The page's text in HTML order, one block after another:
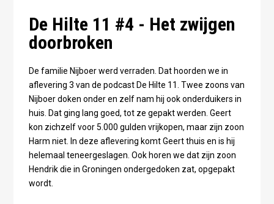
De Hilte 11 #4 - Het zwijgen
doorbroken
De familie Nijboer werd verraden. Dat hoorden we in
aflevering 3 van de podcast De Hilte 11. Twee zoons van
Nijboer doken onder en zelf nam hij ook onderduikers in
huis. Dat ging lang goed, tot ze gepakt werden. Geert
kon zichzelf voor 5.000 gulden vrijkopen, maar zijn zoon
Harm niet. In deze aflevering komt Geert thuis en is hij
helemaal teneergeslagen. Ook horen we dat zijn zoon
Hendrik die in Groningen ondergedoken zat, opgepakt
wordt.